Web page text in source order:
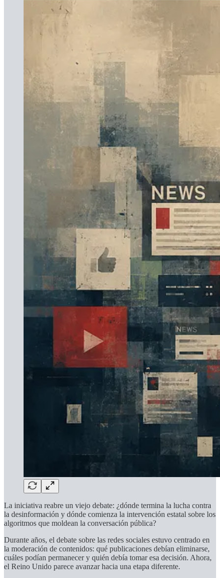
La iniciativa reabre un viejo debate: ¿dónde termina la lucha contra
la desinformación y dónde comienza la intervención estatal sobre los
algoritmos que moldean la conversación pública?
Durante años, el debate sobre las redes sociales estuvo centrado en
la moderación de contenidos: qué publicaciones debían eliminarse,
cuáles podían permanecer y quién debía tomar esa decisión. Ahora,
el Reino Unido parece avanzar hacia una etapa diferente.